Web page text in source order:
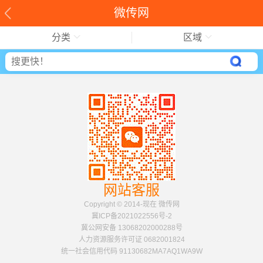
微传网
分类 区域
网站客服
Copyright © 2014-现在 微传网
冀ICP备2021022556号-2
冀公网安备 13068202000288号
人力资源服务许可证 0682001824
统一社会信用代码 91130682MA7AQ1WA9W